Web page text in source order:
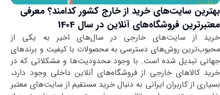
بهترین سایت‌های خرید از خارج کشور کدامند؟ معرفی
معتبرترین فروشگاه‌های آنلاین در سال 1404
خرید از سایت‌های خارجی در سال‌های اخیر به یکی از
محبوب‌ترین روش‌های دسترسی به محصولات با کیفیت و برندهای
جهانی تبدیل شده است. با وجود محدودیت‌ها و مشکلاتی که در
خرید کالاهای خارجی از فروشگاه‌های آنلاین داخلی وجود دارد،
بسیاری از کاربران ایرانی به دنبال خرید مستقیم از سایت‌های معتبر